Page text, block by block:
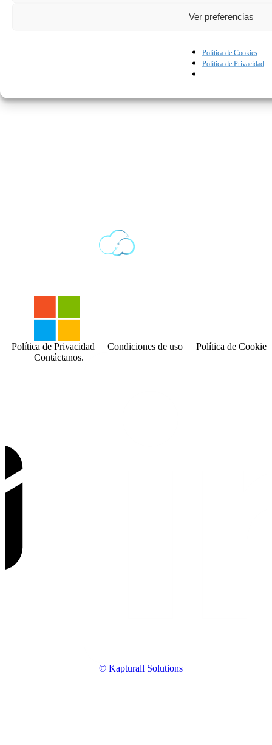
Ver preferencias
Política de Cookies
Política de Privacidad
© Kapturall Solutions
Contáctanos.
Política de Privacidad Condiciones de uso Política de Cookies